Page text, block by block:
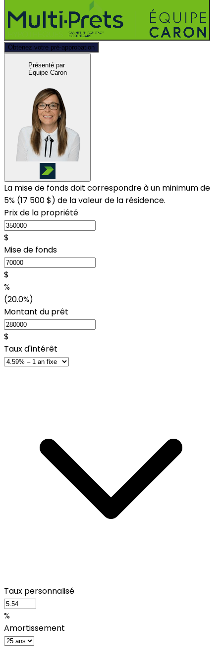
Obtenez votre pré-approbation
Présenté par
Équipe Caron
La mise de fonds doit correspondre à un minimum de
5% (17 500 $) de la valeur de la résidence.
Prix de la propriété
$
Mise de fonds
$
%
(20.0%)
Montant du prêt
$
Taux d'intérêt
Taux personnalisé
%
Amortissement